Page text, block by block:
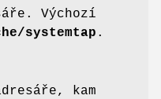
Výchozí
systemtap .
kam